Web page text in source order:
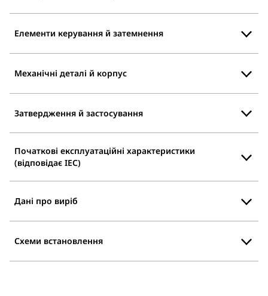
Елементи керування й затемнення
Механічні деталі й корпус
Затвердження й застосування
Початкові експлуатаційні характеристики
(відповідає IEC)
Дані про виріб
Схеми встановлення